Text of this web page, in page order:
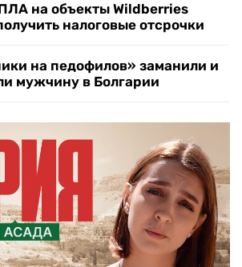
на объекты Wildberries
налоговые отсрочки
на педофилов» заманили и
мужчину в Болгарии